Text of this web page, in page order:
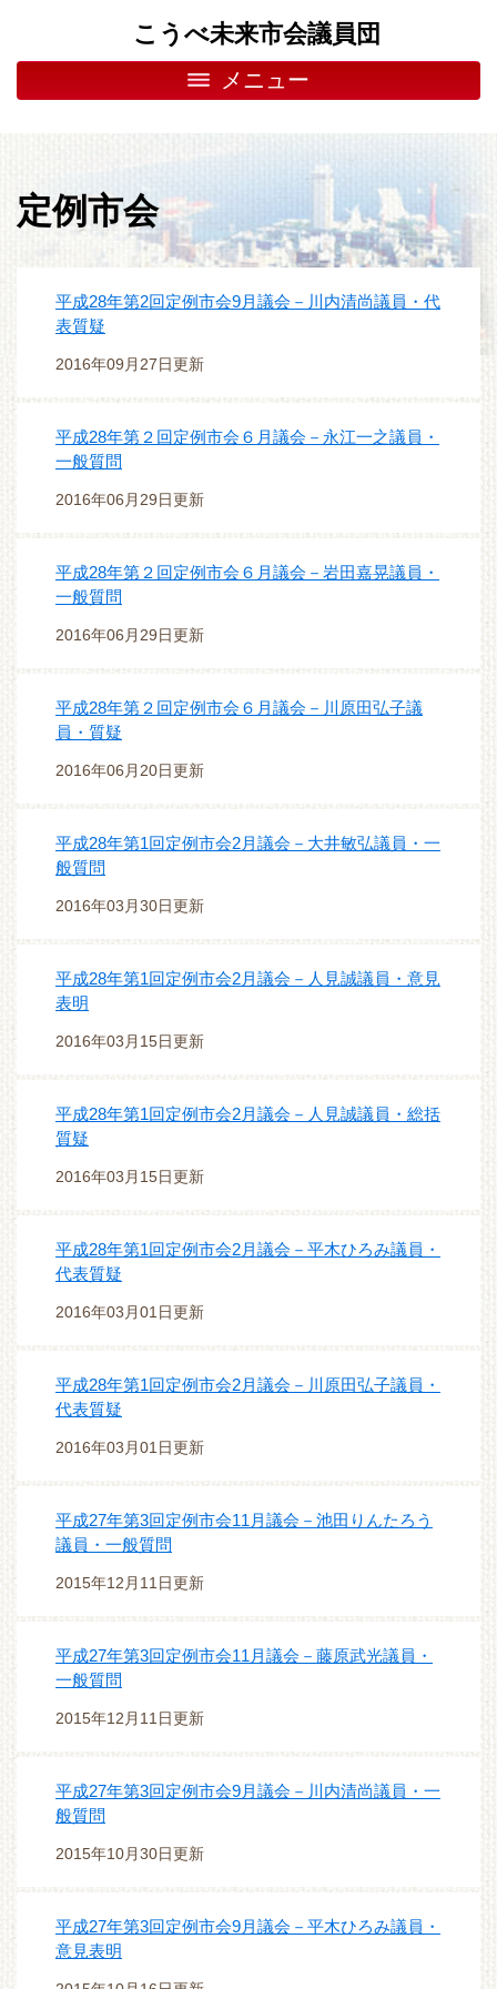
こうべ未来市会議員団
メニュー
定例市会
平成28年第2回定例市会9月議会－川内清尚議員・代
表質疑
2016年09月27日更新
平成28年第２回定例市会６月議会－永江一之議員・
一般質問
2016年06月29日更新
平成28年第２回定例市会６月議会－岩田嘉晃議員・
一般質問
2016年06月29日更新
平成28年第２回定例市会６月議会－川原田弘子議
員・質疑
2016年06月20日更新
平成28年第1回定例市会2月議会－大井敏弘議員・一
般質問
2016年03月30日更新
平成28年第1回定例市会2月議会－人見誠議員・意見
表明
2016年03月15日更新
平成28年第1回定例市会2月議会－人見誠議員・総括
質疑
2016年03月15日更新
平成28年第1回定例市会2月議会－平木ひろみ議員・
代表質疑
2016年03月01日更新
平成28年第1回定例市会2月議会－川原田弘子議員・
代表質疑
2016年03月01日更新
平成27年第3回定例市会11月議会－池田りんたろう
議員・一般質問
2015年12月11日更新
平成27年第3回定例市会11月議会－藤原武光議員・
一般質問
2015年12月11日更新
平成27年第3回定例市会9月議会－川内清尚議員・一
般質問
2015年10月30日更新
平成27年第3回定例市会9月議会－平木ひろみ議員・
意見表明